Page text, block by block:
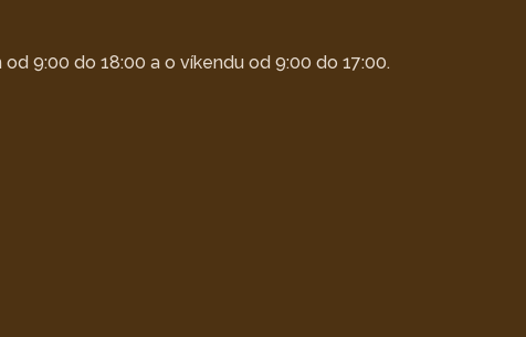
9:00 do 18:00 a o víkendu od 9:00 do 17:00.